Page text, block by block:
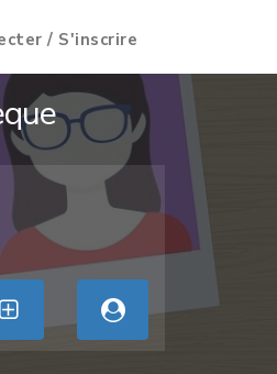
/ S'inscrire